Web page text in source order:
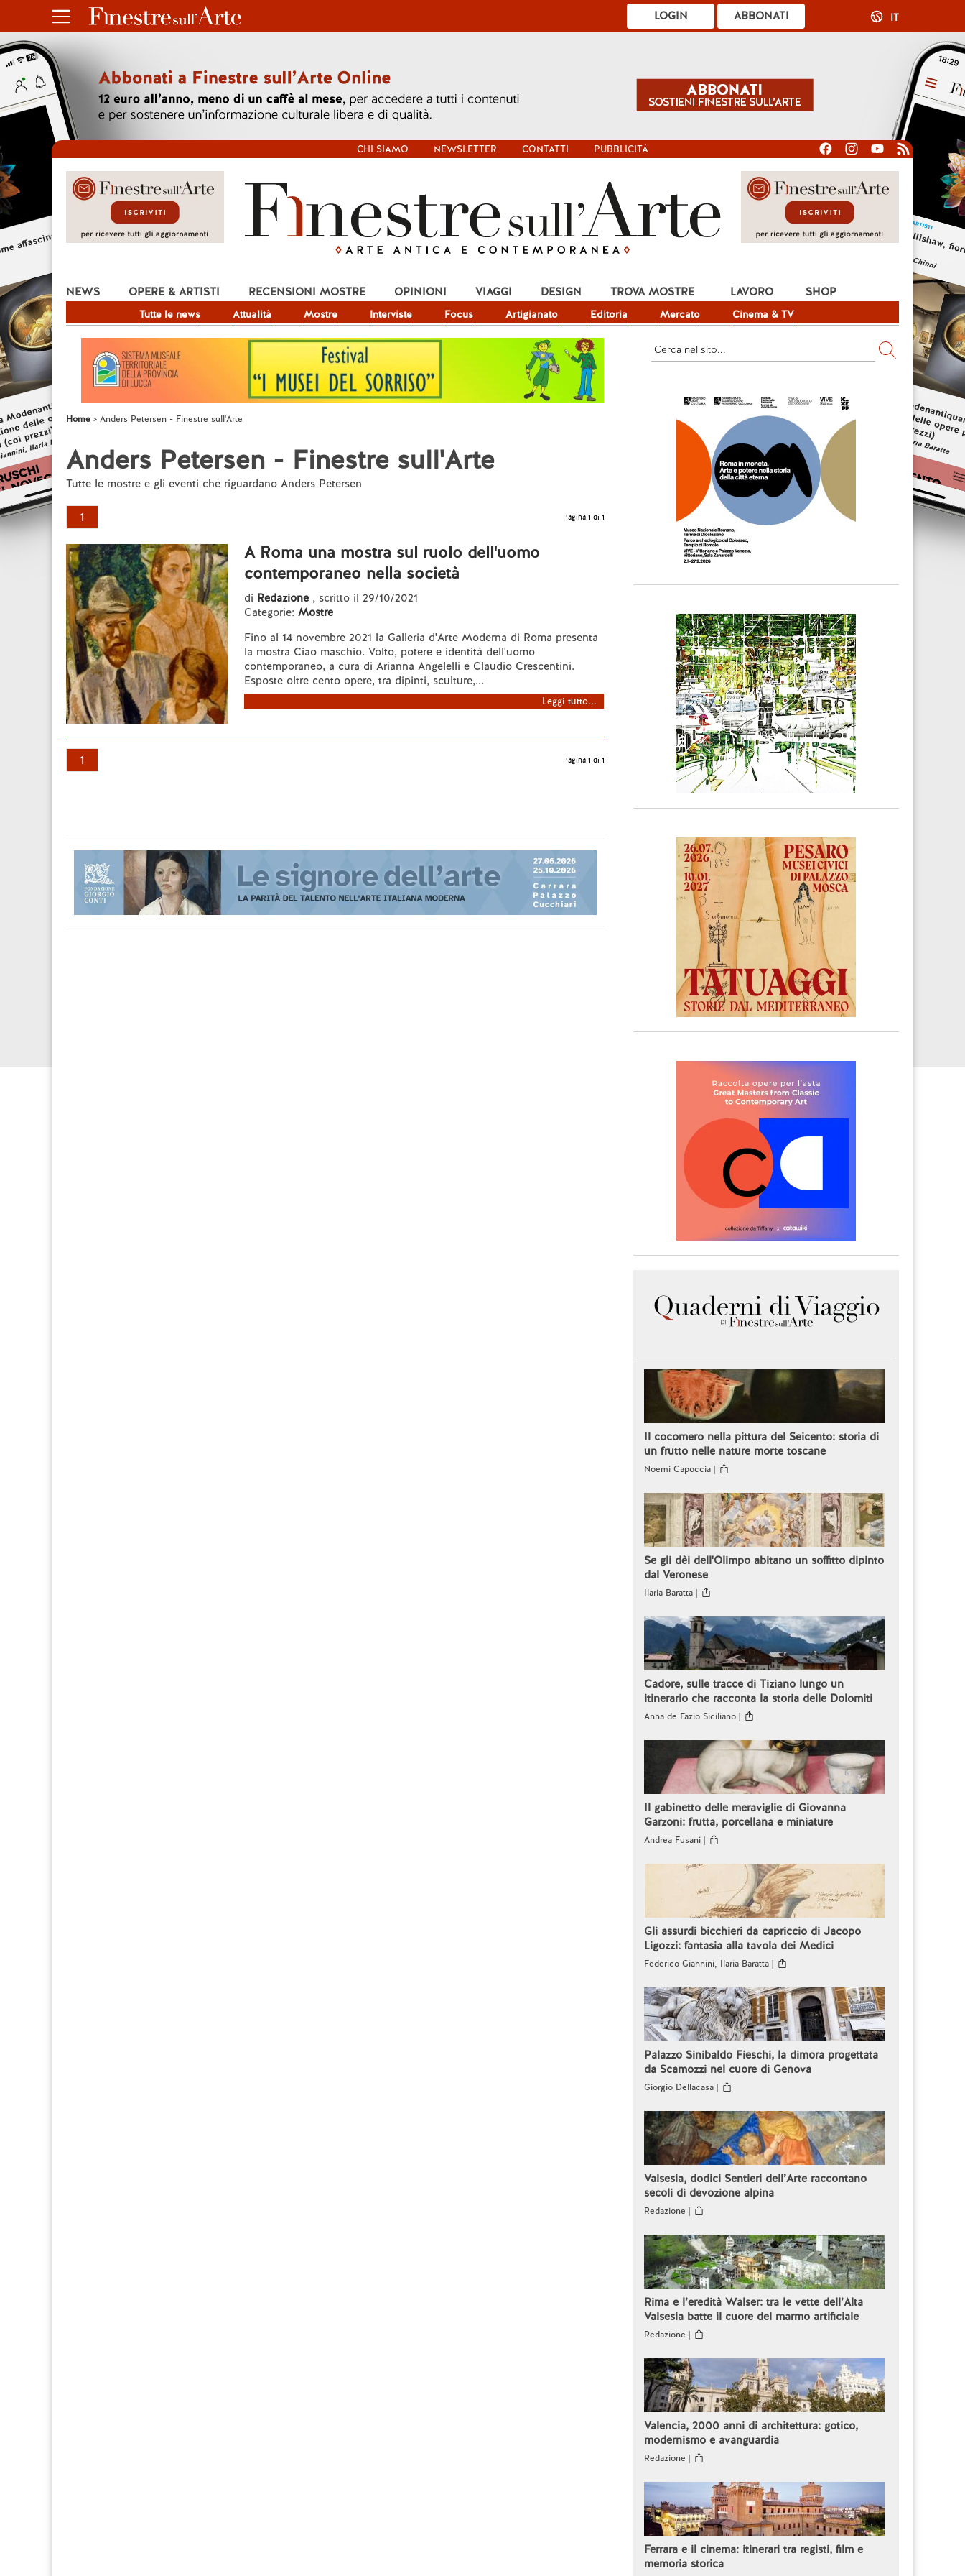
ABBONATI
LOGIN IT
CHI SIAMO NEWSLETTER CONTATTI PUBBLICITÀ
NEWS
Tutte le news Attualità Mostre Interviste Focus Artigianato Editoria Mercato Cinema & TV
OPERE & ARTISTI RECENSIONI MOSTRE OPINIONI VIAGGI DESIGN TROVA MOSTRE LAVORO SHOP
Home Anders Petersen - Finestre sull'Arte
Anders Petersen - Finestre sull'Arte
Tutte le mostre e gli eventi che riguardano Anders Petersen
1 Pagina 1 di 1
A Roma una mostra sul ruolo dell'uomo
contemporaneo nella società
di Redazione , scritto il 29/10/2021
Categorie: Mostre
Fino al 14 novembre 2021 la Galleria d'Arte Moderna di Roma presenta
la mostra Ciao maschio. Volto, potere e identità dell'uomo
contemporaneo, a cura di Arianna Angelelli e Claudio Crescentini.
Esposte oltre cento opere, tra dipinti, sculture,...
Leggi tutto...
1 Pagina 1 di 1
Il cocomero nella pittura del Seicento: storia di
un frutto nelle nature morte toscane
Noemi Capoccia |
Se gli dèi dell'Olimpo abitano un soffitto dipinto
dal Veronese
Ilaria Baratta |
Cadore, sulle tracce di Tiziano lungo un
itinerario che racconta la storia delle Dolomiti
Anna de Fazio Siciliano |
Il gabinetto delle meraviglie di Giovanna
Garzoni: frutta, porcellana e miniature
Andrea Fusani |
Gli assurdi bicchieri da capriccio di Jacopo
Ligozzi: fantasia alla tavola dei Medici
Federico Giannini, Ilaria Baratta |
Palazzo Sinibaldo Fieschi, la dimora progettata
da Scamozzi nel cuore di Genova
Giorgio Dellacasa |
Valsesia, dodici Sentieri dell’Arte raccontano
secoli di devozione alpina
Redazione |
Rima e l’eredità Walser: tra le vette dell’Alta
Valsesia batte il cuore del marmo artificiale
Redazione |
Valencia, 2000 anni di architettura: gotico,
modernismo e avanguardia
Redazione |
Ferrara e il cinema: itinerari tra registi, film e
memoria storica